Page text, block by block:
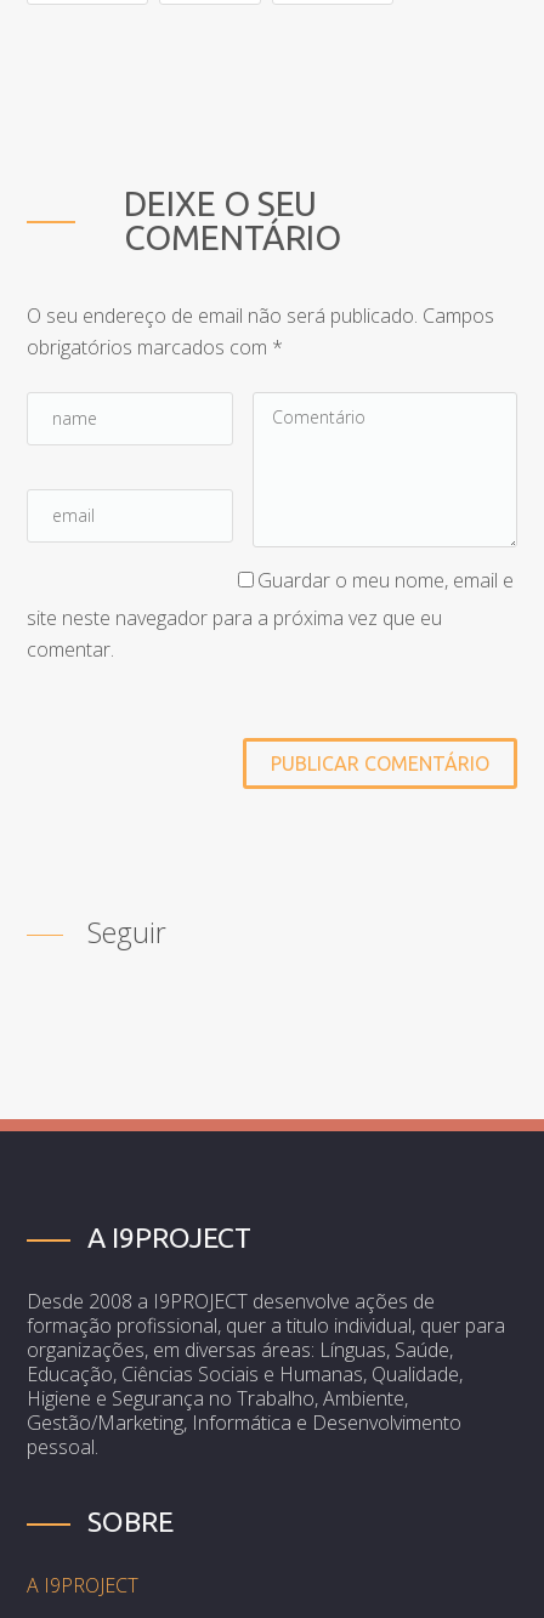
DEIXE O SEU
COMENTÁRIO
O seu endereço de email não será publicado. Campos
obrigatórios marcados com *
Guardar o meu nome, email e
site neste navegador para a próxima vez que eu
comentar.
Seguir
A I9PROJECT
Desde 2008 a I9PROJECT desenvolve ações de
formação profissional, quer a titulo individual, quer para
organizações, em diversas áreas: Línguas, Saúde,
Educação, Ciências Sociais e Humanas, Qualidade,
Higiene e Segurança no Trabalho, Ambiente,
Gestão/Marketing, Informática e Desenvolvimento
pessoal.
SOBRE
A I9PROJECT